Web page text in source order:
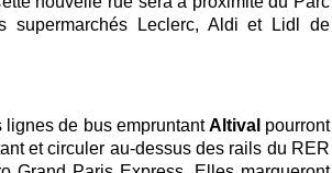
supermarchés Leclerc, Aldi et Lidl de
lignes de bus empruntantAltival pourront
et circuler au-dessus des rails du RER